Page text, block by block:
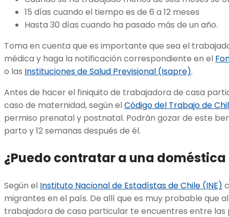
15 días cuando el tiempo es de 6 a 12 meses
Hasta 30 días cuando ha pasado más de un año.
Toma en cuenta que es importante que sea el
médica y haga la notificación correspondiente en el
o las Instituciones de Salud Previsional (Isapre).
Antes de hacer el finiquito de trabajadora de casa
caso de maternidad, según elCódigo del Trabajo de
permiso prenatal y postnatal. Podrán gozar de este
parto y 12 semanas después de él.
¿Puedo contratar a una
Según el Instituto Nacional de Estadístas de Chile (INE)
migrantes en el país. De allí que es muy probable que
trabajadora de casa particular te encuentres entre las